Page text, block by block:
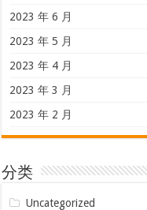
2023 年 6 月
2023 年 5 月
2023 年 4 月
2023 年 3 月
2023 年 2 月
分类
Uncategorized